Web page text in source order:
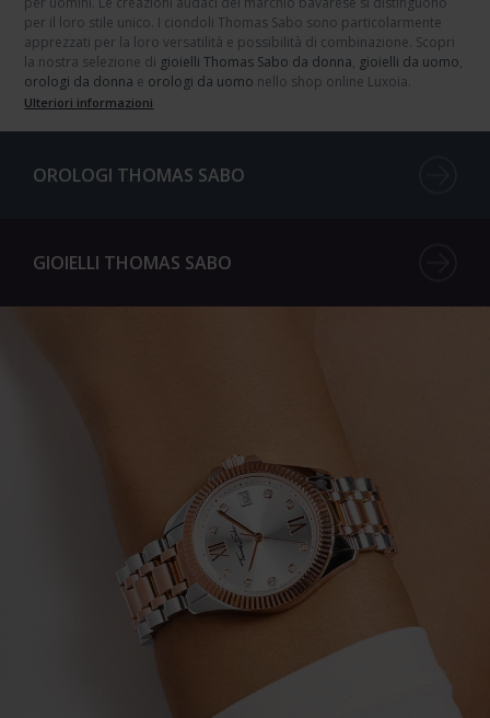
per il loro stile unico. I ciondoli Thomas Sabo sono particolarmente
apprezzati per la loro versatilità e possibilità di combinazione. Scopri
la nostra selezione di gioielli Thomas Sabo da donna, gioielli da uomo,
orologi da donna e orologi da uomo nello shop online Luxoia.
Ulteriori informazioni
OROLOGI THOMAS SABO
GIOIELLI THOMAS SABO